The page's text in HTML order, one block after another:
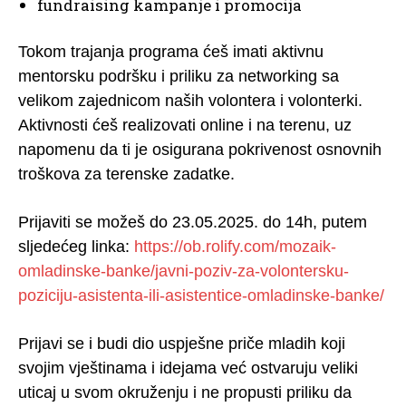
fundraising kampanje i promocija
Tokom trajanja programa ćeš imati aktivnu
mentorsku podršku i priliku za networking sa
velikom zajednicom naših volontera i volonterki.
Aktivnosti ćeš realizovati online i na terenu, uz
napomenu da ti je osigurana pokrivenost osnovnih
troškova za terenske zadatke.
Prijaviti se možeš do 23.05.2025. do 14h, putem
sljedećeg linka: https://ob.rolify.com/mozaik-
omladinske-banke/javni-poziv-za-volontersku-
poziciju-asistenta-ili-asistentice-omladinske-banke/
Prijavi se i budi dio uspješne priče mladih koji
svojim vještinama i idejama već ostvaruju veliki
uticaj u svom okruženju i ne propusti priliku da